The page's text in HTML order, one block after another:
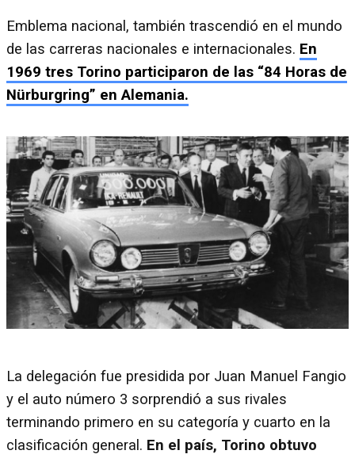
Emblema nacional, también trascendió en el mundo
de las carreras nacionales e internacionales. En
1969 tres Torino participaron de las “84 Horas de
Nürburgring” en Alemania.
La delegación fue presidida por Juan Manuel Fangio
y el auto número 3 sorprendió a sus rivales
terminando primero en su categoría y cuarto en la
clasificación general. En el país, Torino obtuvo